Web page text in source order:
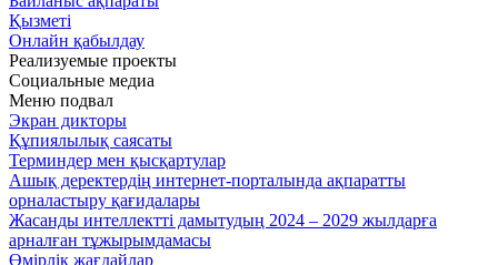
Қызметі
Онлайн қабылдау
Реализуемые проекты
Социальные медиа
Меню подвал
Экран дикторы
Құпиялылық саясаты
Терминдер мен қысқартулар
Ашық деректердің интернет-порталында ақпаратты
орналастыру қағидалары
Жасанды интеллектті дамытудың 2024 – 2029 жылдарға
арналған тұжырымдамасы
Өмірлік жағдайлар